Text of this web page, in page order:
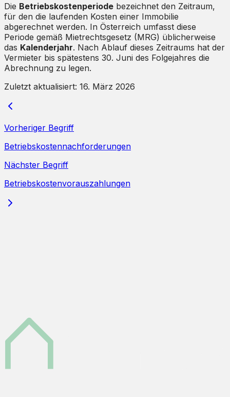
Die Betriebskostenperiode bezeichnet den Zeitraum,
für den die laufenden Kosten einer Immobilie
abgerechnet werden. In Österreich umfasst diese
Periode gemäß Mietrechtsgesetz (MRG) üblicherweise
das Kalenderjahr. Nach Ablauf dieses Zeitraums hat der
Vermieter bis spätestens 30. Juni des Folgejahres die
Abrechnung zu legen.
Zuletzt aktualisiert: 16. März 2026
Vorheriger Begriff
Betriebskostennachforderungen
Nächster Begriff
Betriebskostenvorauszahlungen